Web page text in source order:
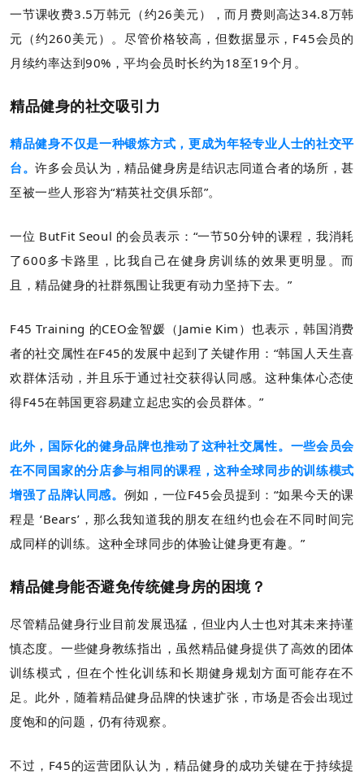
一节课收费3.5万韩元（约26美元），而月费则高达34.8万韩
元（约260美元）。尽管价格较高，但数据显示，F45会员的
月续约率达到90%，平均会员时长约为18至19个月。
精品健身的社交吸引力
精品健身不仅是一种锻炼方式，更成为年轻专业人士的社交平
台。许多会员认为，精品健身房是结识志同道合者的场所，甚
至被一些人形容为“精英社交俱乐部”。
一位 ButFit Seoul 的会员表示：“一节50分钟的课程，我消耗
了600多卡路里，比我自己在健身房训练的效果更明显。而
且，精品健身的社群氛围让我更有动力坚持下去。”
F45 Training 的CEO金智媛（Jamie Kim）也表示，韩国消费
者的社交属性在F45的发展中起到了关键作用：“韩国人天生喜
欢群体活动，并且乐于通过社交获得认同感。这种集体心态使
得F45在韩国更容易建立起忠实的会员群体。”
此外，国际化的健身品牌也推动了这种社交属性。一些会员会
在不同国家的分店参与相同的课程，这种全球同步的训练模式
增强了品牌认同感。 例如，一位F45会员提到：“如果今天的课
程是 ‘Bears’，那么我知道我的朋友在纽约也会在不同时间完
成同样的训练。这种全球同步的体验让健身更有趣。”
精品健身能否避免传统健身房的困境？
尽管精品健身行业目前发展迅猛，但业内人士也对其未来持谨
慎态度。一些健身教练指出，虽然精品健身提供了高效的团体
训练模式，但在个性化训练和长期健身规划方面可能存在不
足。此外，随着精品健身品牌的快速扩张，市场是否会出现过
度饱和的问题，仍有待观察。
不过，F45的运营团队认为，精品健身的成功关键在于持续提